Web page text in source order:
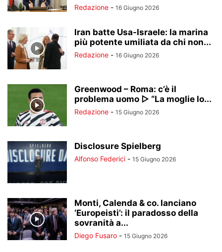
Redazione - 16 Giugno 2026
lran batte Usa-Israele: la marina
più potente umiliata da chi non...
Redazione - 16 Giugno 2026
Greenwood – Roma: c’è il
problema uomo ▷ “La moglie lo...
Redazione - 15 Giugno 2026
Disclosure Spielberg
Alfonso Federici - 15 Giugno 2026
Monti, Calenda & co. lanciano
‘Europeisti’: il paradosso della
sovranità a...
Diego Fusaro - 15 Giugno 2026